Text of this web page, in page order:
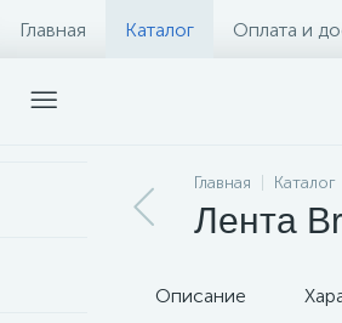
Главная Каталог Оплата и
Главная Каталог
Лента
Описание